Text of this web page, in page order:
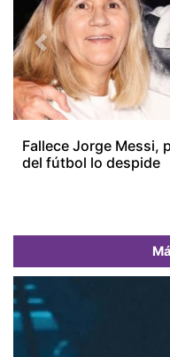
Fallece Jorge Messi,
del fútbol lo despide
Previous